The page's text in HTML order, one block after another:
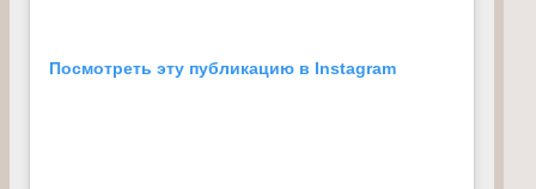
Посмотреть эту публикацию в Instagram